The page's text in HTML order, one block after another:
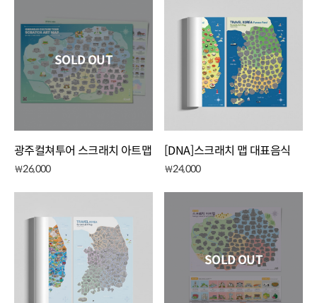
SOLD OUT
광주컬쳐투어 스크래치 아트맵
￦26,000
[DNA]스크래치 맵 대표음식
￦24,000
SOLD OUT